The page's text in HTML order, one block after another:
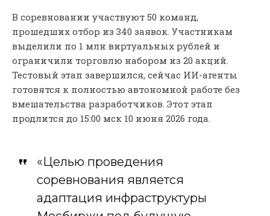
В соревновании участвуют 50 команд,
прошедших отбор из 340 заявок. Участникам
выделили по 1 млн виртуальных рублей и
ограничили торговлю набором из 20 акций.
Тестовый этап завершился, сейчас ИИ-агенты
готовятся к полностью автономной работе без
вмешательства разработчиков. Этот этап
продлится до 15:00 мск 10 июня 2026 года.
«Целью проведения
соревнования является
адаптация инфраструктуры